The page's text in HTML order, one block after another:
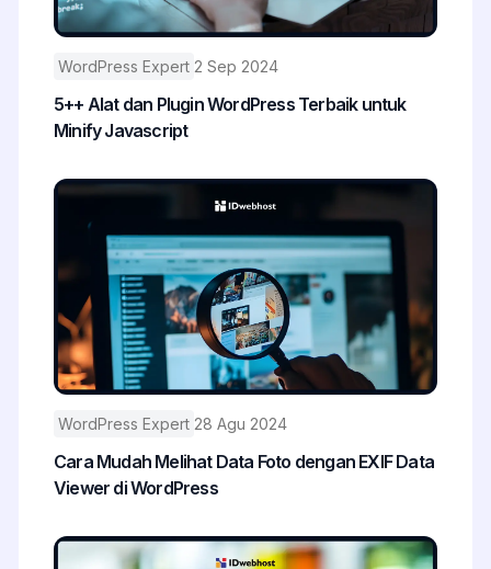
WordPress Expert 2 Sep 2024
5++ Alat dan Plugin WordPress Terbaik untuk
Minify Javascript
WordPress Expert 28 Agu 2024
Cara Mudah Melihat Data Foto dengan EXIF Data
Viewer di WordPress